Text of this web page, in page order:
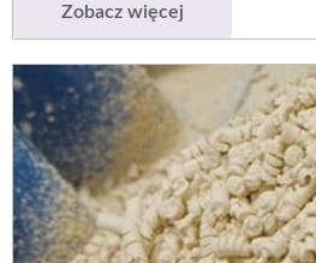
Zobacz więcej